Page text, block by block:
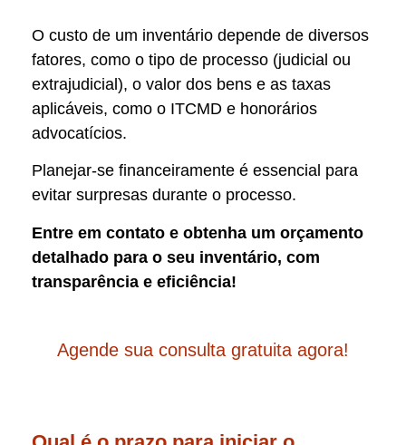
O custo de um inventário depende de diversos
fatores, como o tipo de processo (judicial ou
extrajudicial), o valor dos bens e as taxas
aplicáveis, como o ITCMD e honorários
advocatícios.
Planejar-se financeiramente é essencial para
evitar surpresas durante o processo.
Entre em contato e obtenha um orçamento
detalhado para o seu inventário, com
transparência e eficiência!
Agende sua consulta gratuita agora!